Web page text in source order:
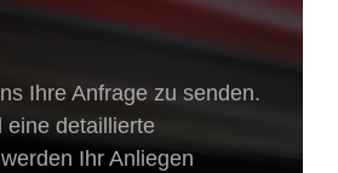
Ihre Anfrage zu senden.
eine detaillierte
Ihr Anliegen